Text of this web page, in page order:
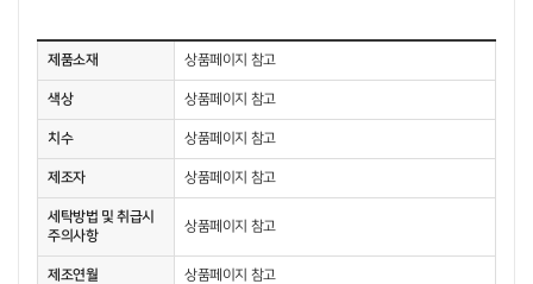
제품소재 상품페이지 참고
색상 상품페이지 참고
치수 상품페이지 참고
제조자 상품페이지 참고
세탁방법 및 취급시
주의사항
상품페이지 참고
제조연월 상품페이지 참고